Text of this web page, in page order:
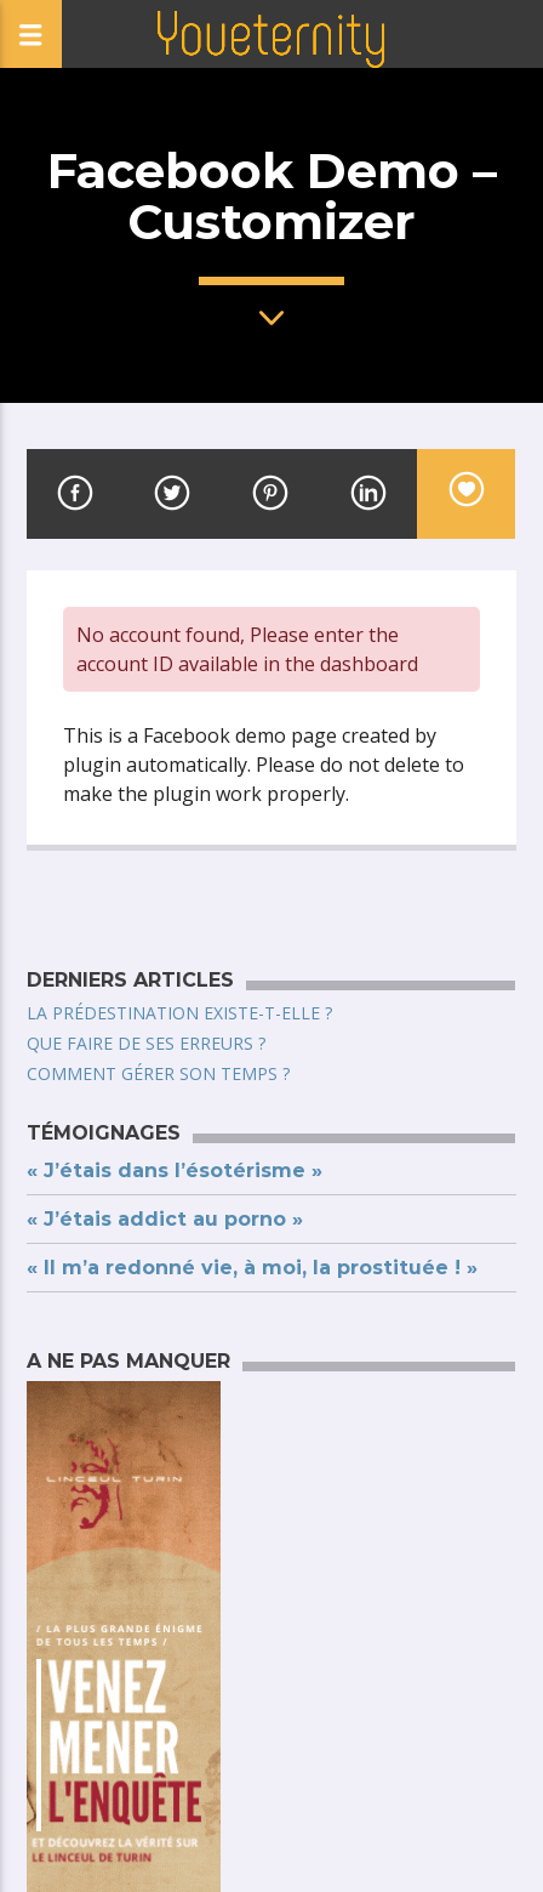
Facebook Demo –
Customizer
No account found, Please enter the
account ID available in the dashboard
This is a Facebook demo page created by
plugin automatically. Please do not delete to
make the plugin work properly.
DERNIERS ARTICLES
LA PRÉDESTINATION EXISTE-T-ELLE ?
QUE FAIRE DE SES ERREURS ?
COMMENT GÉRER SON TEMPS ?
TÉMOIGNAGES
« J’étais dans l’ésotérisme »
« J’étais addict au porno »
« Il m’a redonné vie, à moi, la prostituée ! »
A NE PAS MANQUER